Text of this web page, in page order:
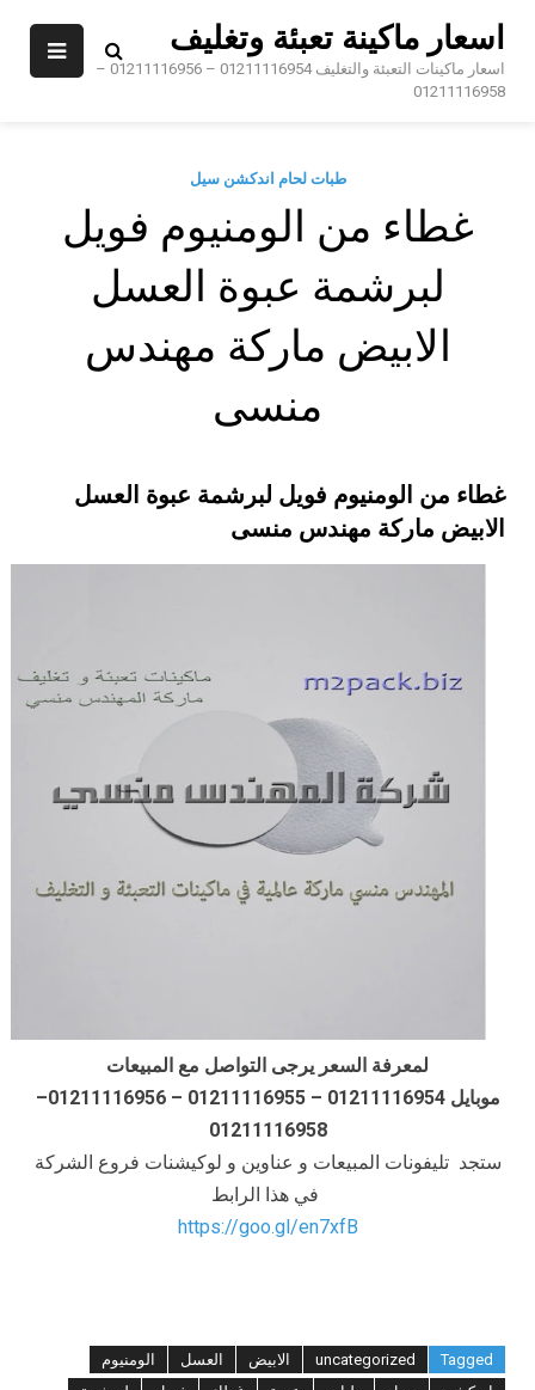
اسعار ماكينة تعبئة وتغليف
اسعار ماكينات التعبئة والتغليف 01211116954 – 01211116956 –
01211116958
طبات لحام اندكشن سيل
غطاء من الومنيوم فويل
لبرشمة عبوة العسل
الابيض ماركة مهندس
منسى
غطاء من الومنيوم فويل لبرشمة عبوة العسل
الابيض ماركة مهندس منسى
لمعرفة السعر يرجى التواصل مع المبيعات
موبايل 01211116954 – 01211116955 – 01211116956–
01211116958
ستجد تليفونات المبيعات و عناوين و لوكيشنات فروع الشركة
في هذا الرابط
https://goo.gl/en7xfB
Tagged
uncategorized الابيض العسل
الومنيوم